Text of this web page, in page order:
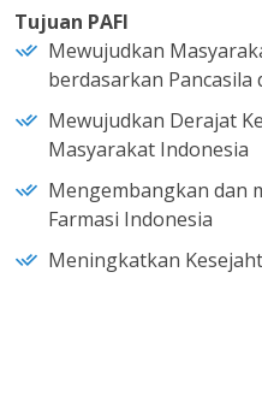
Tujuan PAFI
Mewujudkan
berdasarkan Pancasila
Mewujudkan Derajat
Masyarakat Indonesia
Mengembangkan dan
Farmasi Indonesia
Meningkatkan